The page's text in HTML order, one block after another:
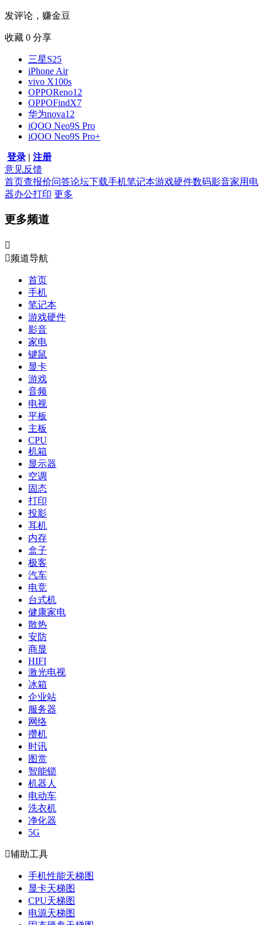
发评论，赚金豆
收藏 0 分享
三星S25
iPhone Air
vivo X100s
OPPOReno12
OPPOFindX7
华为nova12
iQOO Neo9S Pro
iQOO Neo9S Pro+
登录 | 注册
意见反馈
首页查报价问答论坛下载手机笔记本游戏硬件数码影音家用电
器办公打印 更多
更多频道

频道导航
首页
手机
笔记本
游戏硬件
影音
家电
键鼠
显卡
游戏
音频
电视
平板
主板
CPU
机箱
显示器
空调
固态
打印
投影
耳机
内存
盒子
极客
汽车
电竞
台式机
健康家电
散热
安防
商显
HIFI
激光电视
冰箱
企业站
服务器
网络
攒机
时讯
图赏
智能锁
机器人
电动车
洗衣机
净化器
5G
辅助工具
手机性能天梯图
显卡天梯图
CPU天梯图
电源天梯图